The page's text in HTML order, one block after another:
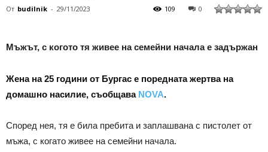
От budilnik - 29/11/2023 0
109
Мъжът, с когото тя живее на семейни начала е задържан
Жена на 25 години от Бургас е поредната жертва на
домашно насилие, съобщава NOVA.
Според нея, тя е била пребита и заплашвана с пистолет от
мъжа, с когато живее на семейни начала.